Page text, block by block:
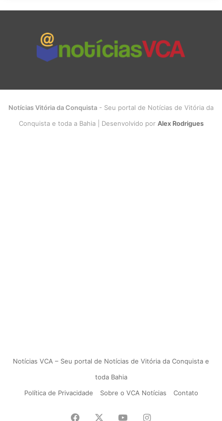
Notícias Vitória da Conquista - Seu portal de Notícias de Vitória da
Conquista e toda a Bahia | Desenvolvido por Alex Rodrigues
Notícias VCA – Seu portal de Notícias de Vitória da Conquista e
toda Bahia
Política de Privacidade
Sobre o VCA Notícias Contato
Facebook YouTubeInstagram